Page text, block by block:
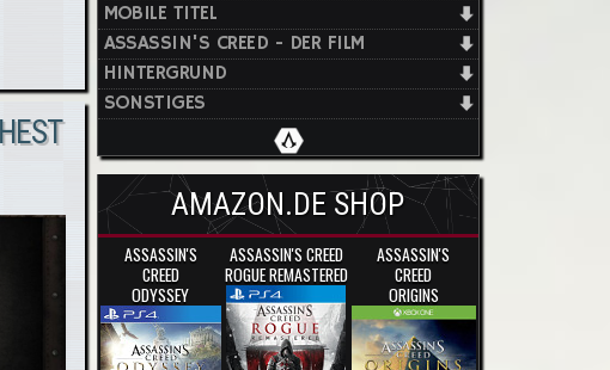
MOBILE TITEL
ASSASSIN'S CREED - DER FILM
HINTERGRUND
SONSTIGES
AMAZON.DE SHOP
ASSASSIN'S
CREED
ODYSSEY
ASSASSIN'S CREED
ROGUE REMASTERED
ASSASSIN'S
CREED
ORIGINS